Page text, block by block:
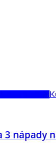
3 nápady